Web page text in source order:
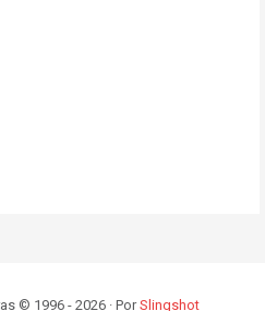
© 1996 - 2026 · PorSlingshot